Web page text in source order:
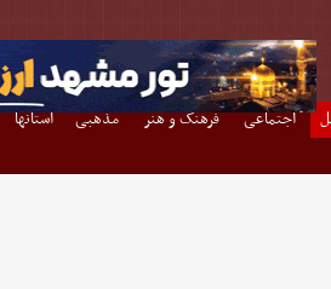
اجتماعی فرهنگ و هنر مذهبی استانها